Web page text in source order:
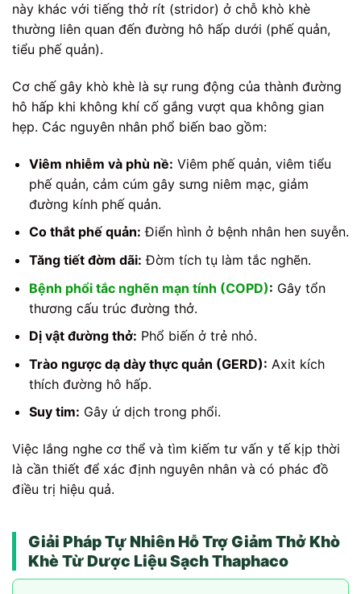
này khác với tiếng thở rít (stridor) ở chỗ khò khè
thường liên quan đến đường hô hấp dưới (phế quản,
tiểu phế quản).
Cơ chế gây khò khè là sự rung động của thành đường
hô hấp khi không khí cố gắng vượt qua không gian
hẹp. Các nguyên nhân phổ biến bao gồm:
Viêm nhiễm và phù nề: Viêm phế quản, viêm tiểu
phế quản, cảm cúm gây sưng niêm mạc, giảm
đường kính phế quản.
Co thắt phế quản: Điển hình ở bệnh nhân hen suyễn.
Tăng tiết đờm dãi: Đờm tích tụ làm tắc nghẽn.
Bệnh phổi tắc nghẽn mạn tính (COPD): Gây tổn
thương cấu trúc đường thở.
Dị vật đường thở: Phổ biến ở trẻ nhỏ.
Trào ngược dạ dày thực quản (GERD): Axit kích
thích đường hô hấp.
Suy tim: Gây ứ dịch trong phổi.
Việc lắng nghe cơ thể và tìm kiếm tư vấn y tế kịp thời
là cần thiết để xác định nguyên nhân và có phác đồ
điều trị hiệu quả.
Giải Pháp Tự Nhiên Hỗ Trợ Giảm Thở Khò
Khè Từ Dược Liệu Sạch Thaphaco